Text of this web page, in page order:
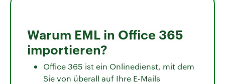
Warum EML in Office 365
importieren?
Office 365 ist ein Onlinedienst, mit dem
Sie von überall auf Ihre E-Mails